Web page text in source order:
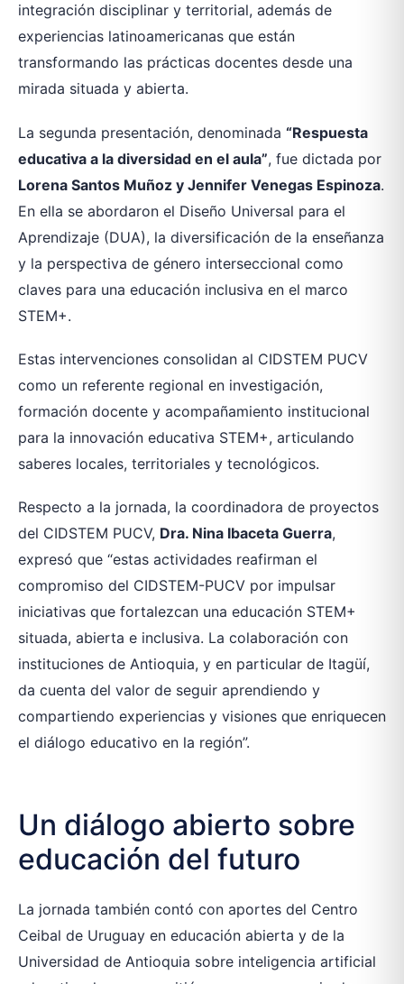
integración disciplinar y territorial, además de
experiencias latinoamericanas que están
transformando las prácticas docentes desde una
mirada situada y abierta.
La segunda presentación, denominada “Respuesta
educativa a la diversidad en el aula”, fue dictada por
Lorena Santos Muñoz y Jennifer Venegas Espinoza.
En ella se abordaron el Diseño Universal para el
Aprendizaje (DUA), la diversificación de la enseñanza
y la perspectiva de género interseccional como
claves para una educación inclusiva en el marco
STEM+.
Estas intervenciones consolidan al CIDSTEM PUCV
como un referente regional en investigación,
formación docente y acompañamiento institucional
para la innovación educativa STEM+, articulando
saberes locales, territoriales y tecnológicos.
Respecto a la jornada, la coordinadora de proyectos
del CIDSTEM PUCV, Dra. Nina Ibaceta Guerra,
expresó que “estas actividades reafirman el
compromiso del CIDSTEM-PUCV por impulsar
iniciativas que fortalezcan una educación STEM+
situada, abierta e inclusiva. La colaboración con
instituciones de Antioquia, y en particular de Itagüí,
da cuenta del valor de seguir aprendiendo y
compartiendo experiencias y visiones que enriquecen
el diálogo educativo en la región”.
Un diálogo abierto sobre
educación del futuro
La jornada también contó con aportes del Centro
Ceibal de Uruguay en educación abierta y de la
Universidad de Antioquia sobre inteligencia artificial